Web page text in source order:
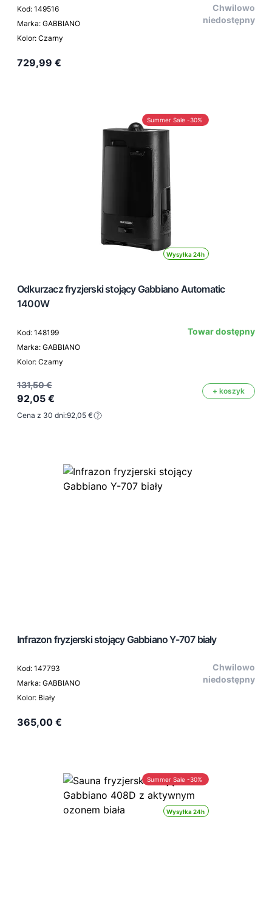
Kod: 149516
Marka: GABBIANO
Kolor: Czarny
Chwilowo
niedostępny
729,99 €
Wysyłka 24h
Summer Sale -30%
Odkurzacz fryzjerski stojący Gabbiano Automatic
1400W
Kod: 148199
Marka: GABBIANO
Kolor: Czarny
Towar dostępny
131,50 €
92,05 €
+ koszyk
Cena z 30 dni:92,05 €
Infrazon fryzjerski stojący Gabbiano Y-707 biały
Kod: 147793
Marka: GABBIANO
Kolor: Biały
Chwilowo
niedostępny
365,00 €
Wysyłka 24h
Summer Sale -30%